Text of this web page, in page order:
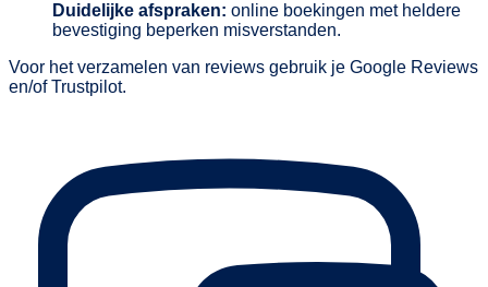
Duidelijke afspraken: online boekingen met heldere
bevestiging beperken misverstanden.
Voor het verzamelen van reviews gebruik je Google Reviews
en/of Trustpilot.